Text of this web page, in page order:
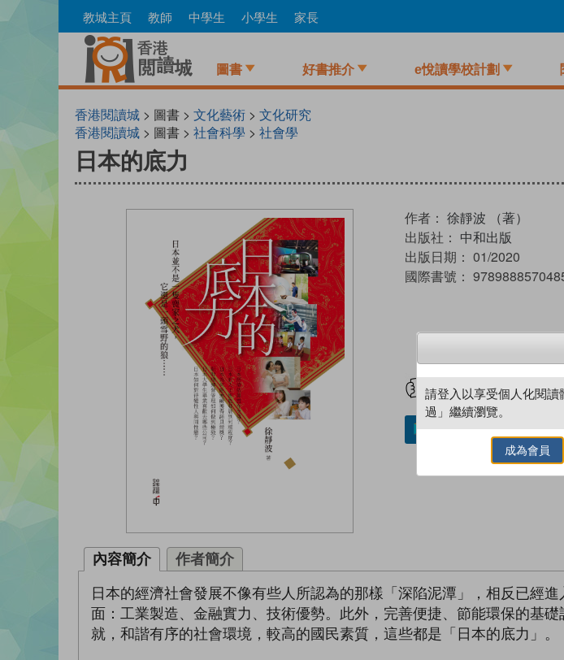
to
教城主頁 教師 中學生 小學生 家長
圖書 好書推介 e悅讀學校計劃
香港閱讀城 > 圖書 > 文化藝術 > 文化研究
香港閱讀城 > 圖書 > 社會科學 > 社會學
日本的底力
作者： 徐靜波 （著）
出版社： 中和出版
出版日期： 01/2020
國際書號：
試閲
加入／閱讀電子書
內容簡介 作者簡介
日本的經濟社會發展不像有些人所認為的那樣「深陷泥潭」，相反已經
面：工業製造、金融實力、技術優勢。此外，完善便捷、節能環保的基
就，和諧有序的社會環境，較高的國民素質，這些都是「日本的底力」。
請登入以享受個人化閱讀
過」繼續瀏覽。
成為會員